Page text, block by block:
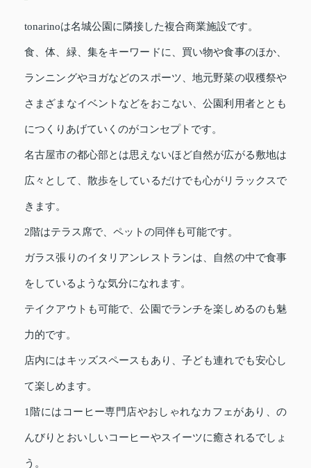
tonarinoは名城公園に隣接した複合商業施設です。
食、体、緑、集をキーワードに、買い物や食事のほか、
ランニングやヨガなどのスポーツ、地元野菜の収穫祭や
さまざまなイベントなどをおこない、公園利用者ととも
につくりあげていくのがコンセプトです。
名古屋市の都心部とは思えないほど自然が広がる敷地は
広々として、散歩をしているだけでも心がリラックスで
きます。
2階はテラス席で、ペットの同伴も可能です。
ガラス張りのイタリアンレストランは、自然の中で食事
をしているような気分になれます。
テイクアウトも可能で、公園でランチを楽しめるのも魅
力的です。
店内にはキッズスペースもあり、子ども連れでも安心し
て楽しめます。
1階にはコーヒー専門店やおしゃれなカフェがあり、の
んびりとおいしいコーヒーやスイーツに癒されるでしょ
う。